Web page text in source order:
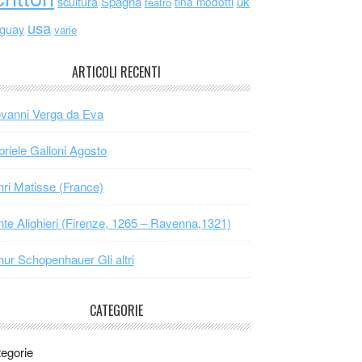
usa varie
ARTICOLI RECENTI
Verga da Eva
Galloni Agosto
Matisse (France)
Alighieri (Firenze, 1265 – Ravenna,1321)
Schopenhauer Gli altri
CATEGORIE